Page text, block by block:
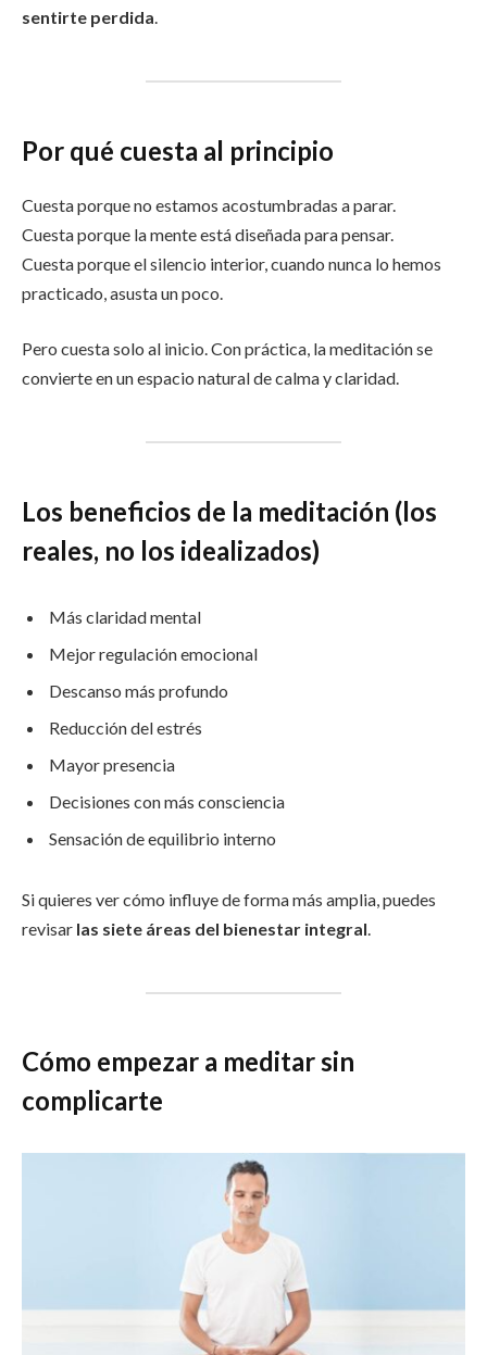
sentirte perdida.
Por qué cuesta al principio
Cuesta porque no estamos acostumbradas a parar.
Cuesta porque la mente está diseñada para pensar.
Cuesta porque el silencio interior, cuando nunca lo hemos
practicado, asusta un poco.
Pero cuesta solo al inicio. Con práctica, la meditación se
convierte en un espacio natural de calma y claridad.
Los beneficios de la meditación (los
reales, no los idealizados)
Más claridad mental
Mejor regulación emocional
Descanso más profundo
Reducción del estrés
Mayor presencia
Decisiones con más consciencia
Sensación de equilibrio interno
Si quieres ver cómo influye de forma más amplia, puedes
revisar las siete áreas del bienestar integral
Cómo empezar a meditar sin
complicarte